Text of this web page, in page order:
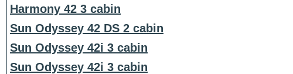
Harmony 42 3 cabin
Sun Odyssey 42 DS 2 cabin
Sun Odyssey 42i 3 cabin
Sun Odyssey 42i 3 cabin